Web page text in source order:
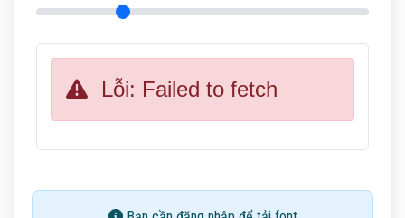
Lỗi: Failed to fetch